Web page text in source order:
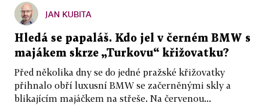
JAN KUBITA
Hledá se papaláš. Kdo jel v černém BMW s
majákem skrze „Turkovu“ křižovatku?
Před několika dny se do jedné pražské křižovatky
přihnalo obří luxusní BMW se začerněnými skly a
blikajícím majáčkem na střeše. Na červenou...